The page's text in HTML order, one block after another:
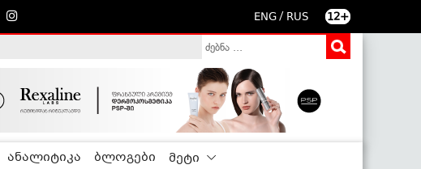
ENG / RUS 12+
ანალიტიკა ბლოგები მეტი